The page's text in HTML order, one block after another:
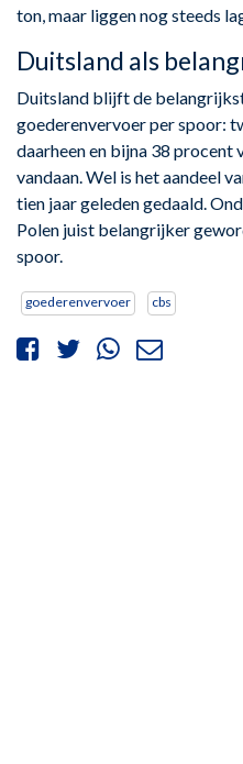
ton, maar liggen nog steeds
Duitsland als
Duitsland blijft de
goederenvervoer per spoor:
daarheen en bijna 38 procent
vandaan. Wel is het aandeel
tien jaar geleden gedaald.
Polen juist belangrijker
spoor.
goederenvervoer cbs